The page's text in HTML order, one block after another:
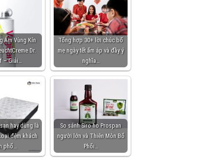
Ẩm Vùng Kín
Dr.
– Giải…
Tổng hợp 30+ lời chúc bố
mẹ ngày tết ấm áp và đầy ý
nghĩa…
hay dùng là
đệm khách
phổ…
So sánh Siro ho Prospan
người lớn và Thiên Môn Bổ
Phổi…